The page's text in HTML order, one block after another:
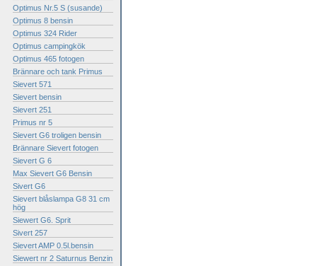
Optimus Nr.5 S (susande)
Optimus 8 bensin
Optimus 324 Rider
Optimus campingkök
Optimus 465 fotogen
Brännare och tank Primus
Sievert 571
Sievert bensin
Sievert 251
Primus nr 5
Sievert G6 troligen bensin
Brännare Sievert fotogen
Sievert G 6
Max Sievert G6 Bensin
Sivert G6
Sievert blåslampa G8 31 cm
hög
Siewert G6. Sprit
Sivert 257
Sievert AMP 0.5l.bensin
Siewert nr 2 Saturnus Benzin